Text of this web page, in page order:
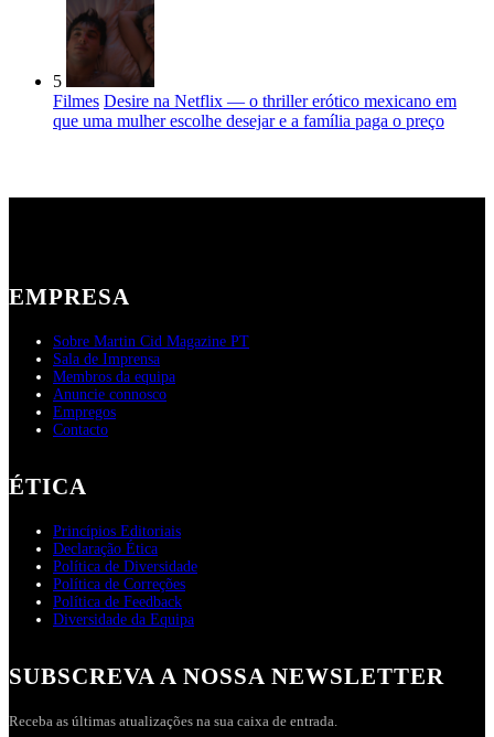
5
Filmes Desire na Netflix — o thriller erótico mexicano em
que uma mulher escolhe desejar e a família paga o preço
EMPRESA
Sobre Martin Cid Magazine PT
Sala de Imprensa
Membros da equipa
Anuncie connosco
Empregos
Contacto
ÉTICA
Princípios Editoriais
Declaração Ética
Política de Diversidade
Política de Correções
Política de Feedback
Diversidade da Equipa
SUBSCREVA A NOSSA NEWSLETTER
Receba as últimas atualizações na sua caixa de entrada.